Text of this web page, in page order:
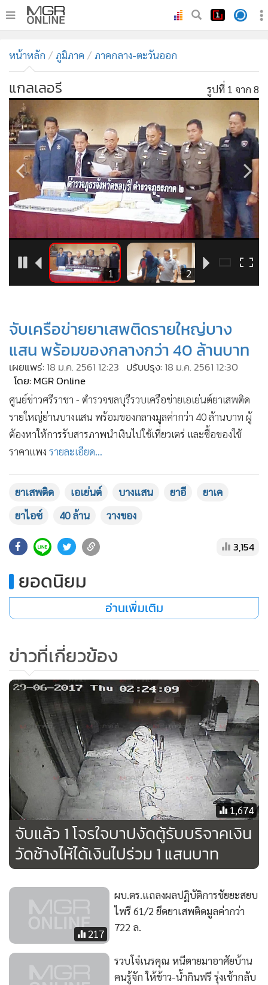
ทันเหตุการณ์
• ภาคใต้
• ภูมิภาค
• Online Section
• บันเทิง
ผู้จัดการรายวัน
คอลัมนิสต์
• ละคร
• CbizReview
ผู้จัดกวน
Good health & Well-being
• Green Innovation & SD
• MGR Live
Infographic
การเมือง
ท่องเที่ยว
• กีฬา
• ต่างประเทศ
• Special Scoop
• เศรษฐกิจ-ธุรกิจ
• จีน
ชุมชน-คุณภาพชีวิต
อาชญากรรม
• เกม
SMEs
• หุ้น
• อินโดจีน
• Celeb Online
Factcheck
ญี่ปุ่น
News1
Gotomanager
จับเครือข่ายยาเสพติดรายใหญ่บาง
แสน พร้อมของกลางกว่า 40 ล้านบาท
เผยแพร่: 18 ม.ค. 2561 12:23 ปรับปรุง: 18 ม.ค. 2561 12:30
โดย: MGR Online
ศูนย์ข่าวศรีราชา - ตำรวจชลบุรีรวบเครือข่ายเอเย่นต์ยาเสพติด
รายใหญ่ย่านบางแสน พร้อมของกลางมูลค่ากว่า 40 ล้านบาท ผู้
ต้องหาให้การรับสารภาพนำเงินไปใช้เที่ยวเตร่ และซื้อของใช้
ราคาแพง รายละเอียด...
ยาเสพติด เอเย่นต์ บางแสน ยาอี
ยาเค
ยาไอซ์
40 ล้าน วางของ
3,154
ยอดนิยม
อ่านเพิ่มเติม
ข่าวที่เกี่ยวข้อง
1,674
จับแล้ว 1 โจรใจบาปงัดตู้รับบริจาคเงิน
วัดช้างไห้ได้เงินไปร่วม 1 แสนบาท
217
ผบ.ตร.แถลงผลปฏิบัติการชัยยะสยบ
ไพรี 61/2 ยึดยาเสพติดมูลค่ากว่า
722 ล.
รวบโจ๋เนรคุณ หนีตายมาอาศัยบ้าน
คนรู้จัก ให้ข้าว-น้ำกินฟรี รุ่งเช้ากลับ
หน้าหลัก ภูมิภาค ภาคกลาง-ตะวันออก
แกลเลอรี รูปที่ 1 จาก 8
1 2